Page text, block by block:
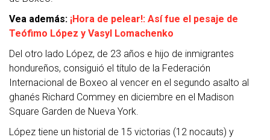
Vea además: ¡Hora de pelear!: Así fue el pesaje de
Teófimo López y Vasyl Lomachenko
Del otro lado López, de 23 años e hijo de inmigrantes
hondureños, consiguió el título de la Federación
Internacional de Boxeo al vencer en el segundo asalto al
ghanés Richard Commey en diciembre en el Madison
Square Garden de Nueva York.
López tiene un historial de 15 victorias (12 nocauts) y